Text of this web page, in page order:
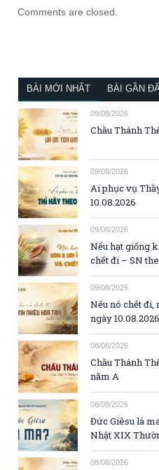
Comments are closed.
BÀI MỚI NHẤT BÀI GẦN
09/08/2026
Chầu Thánh
09/08/2026
Ai phục vụ
10.08.2026
09/08/2026
Nếu hạt giống
chết đi – SN
09/08/2026
Nếu nó chết đi,
ngày 10.08.2026
08/08/2026
Chầu Thánh
năm A
08/08/2026
Đức Giêsu là
Nhật XIX
08/08/2026